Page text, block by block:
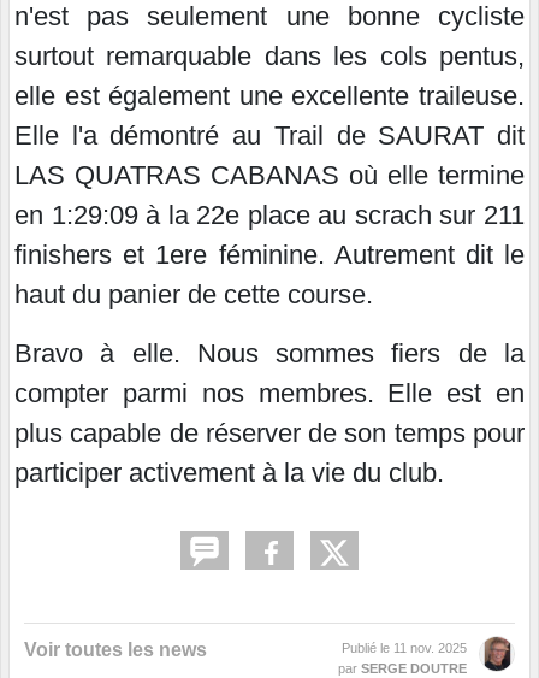
n'est pas seulement une bonne cycliste
surtout remarquable dans les cols pentus,
elle est également une excellente traileuse.
Elle l'a démontré au Trail de SAURAT dit
LAS QUATRAS CABANAS où elle termine
en 1:29:09 à la 22e place au scrach sur 211
finishers et 1ere féminine. Autrement dit le
haut du panier de cette course.
Bravo à elle. Nous sommes fiers de la
compter parmi nos membres. Elle est en
plus capable de réserver de son temps pour
participer activement à la vie du club.
Voir toutes les news Publié le 11 nov. 2025
par SERGE DOUTRE